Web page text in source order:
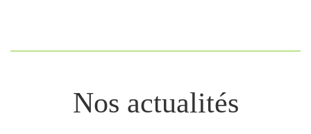
Nos actualités